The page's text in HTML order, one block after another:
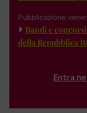
Pubblicazione:
Bandi e
della Repubblica
Entra